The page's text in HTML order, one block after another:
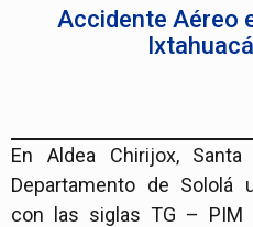
Accidente Aéreo
En Aldea Chirijox, Santa
Departamento de Sololá
con las siglas TG – PIM